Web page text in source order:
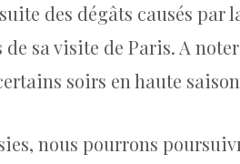
des dégâts causés
sa visite de Paris. A
soirs en haute
nous pourrons